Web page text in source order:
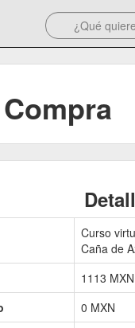
Curso
Caña de
1113 MXN
0 MXN